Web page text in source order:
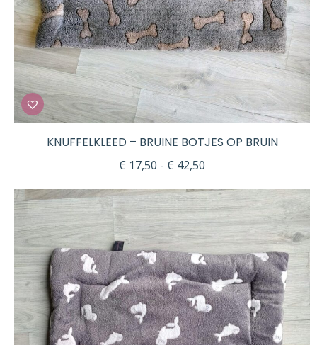
KNUFFELKLEED – BRUINE BOTJES OP BRUIN
€ 17,50 - € 42,50
tot
€ 42,50